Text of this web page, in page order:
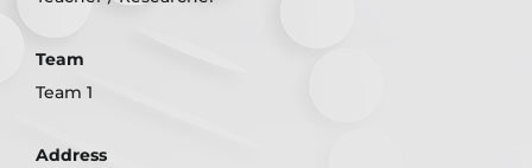
Team
Team 1
Address